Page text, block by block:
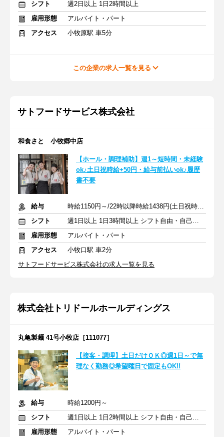
シフト
週2日以上 1日2時間以上
雇用形態
アルバイト・パート
アクセス
小牧原駅 車5分
この企業の求人一覧を見る
サトフードサービス株式会社
和食さと 小牧郷中店
【ホール・調理補助】週1～短時間・未経験
ok♪土日祝時給+50円・給与前払いok♪履歴
書不要
給与
時給1150円～/22時以降時給1438円(土日祝時給+50円)
シフト
週1日以上 1日3時間以上 シフト自由・自己申告
雇用形態
アルバイト・パート
アクセス
小牧口駅 車2分
サトフードサービス株式会社の求人一覧を見る
株式会社トリドールホールディングス
丸亀製麺 41号小牧店［111077］
【接客・調理】土日だけＯＫ◎週1日～で無
理なく勤務◎希望曜日で固定もOK!!
給与
時給1200円～
シフト
週1日以上 1日2時間以上 シフト自由・自己申告
雇用形態
アルバイト・パート